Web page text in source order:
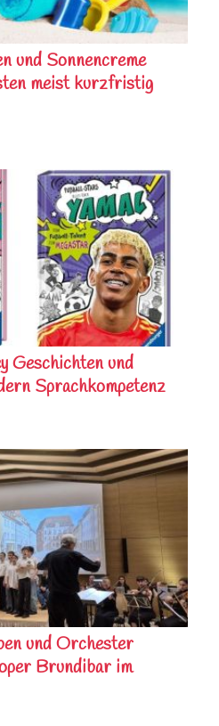
und Sonnencreme
meist kurzfristig
Geschichten und
Sprachkompetenz
und Orchester
Brundibar im